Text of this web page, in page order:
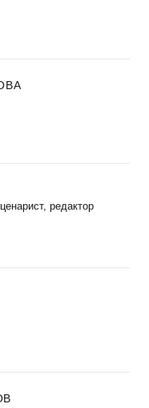
редактор